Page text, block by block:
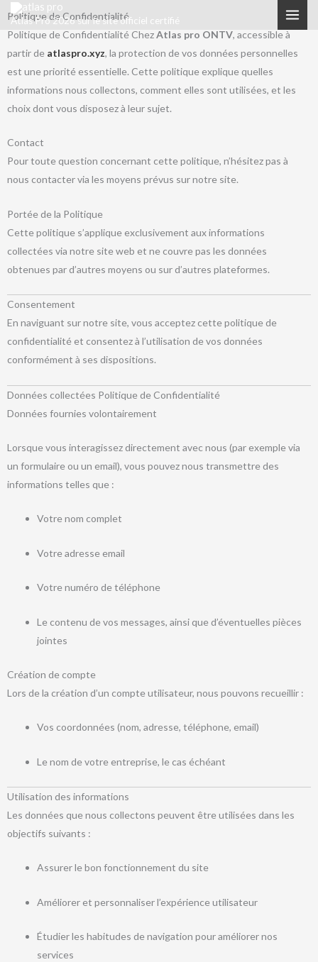
content
Atlas Pro 2026 sur le site officiel certifié
Politique de Confidentialité
Politique de Confidentialité ChezAtlas pro ONTV, accessible à
partir de atlaspro.xyz, la protection de vos données personnelles
est une priorité essentielle. Cette politique explique quelles
informations nous collectons, comment elles sont utilisées, et les
choix dont vous disposez à leur sujet.
Contact
Pour toute question concernant cette politique, n’hésitez pas à
nous contacter via les moyens prévus sur notre site.
Portée de la Politique
Cette politique s’applique exclusivement aux informations
collectées via notre site web et ne couvre pas les données
obtenues par d’autres moyens ou sur d’autres plateformes.
Consentement
En naviguant sur notre site, vous acceptez cette politique de
confidentialité et consentez à l’utilisation de vos données
conformément à ses dispositions.
Données collectées Politique de Confidentialité
Données fournies volontairement
Lorsque vous interagissez directement avec nous (par exemple via
un formulaire ou un email), vous pouvez nous transmettre des
informations telles que :
Votre nom complet
Votre adresse email
Votre numéro de téléphone
Le contenu de vos messages, ainsi que d’éventuelles pièces
jointes
Création de compte
Lors de la création d’un compte utilisateur, nous pouvons recueillir :
Vos coordonnées (nom, adresse, téléphone, email)
Le nom de votre entreprise, le cas échéant
Utilisation des informations
Les données que nous collectons peuvent être utilisées dans les
objectifs suivants :
Assurer le bon fonctionnement du site
Améliorer et personnaliser l’expérience utilisateur
Étudier les habitudes de navigation pour améliorer nos
services